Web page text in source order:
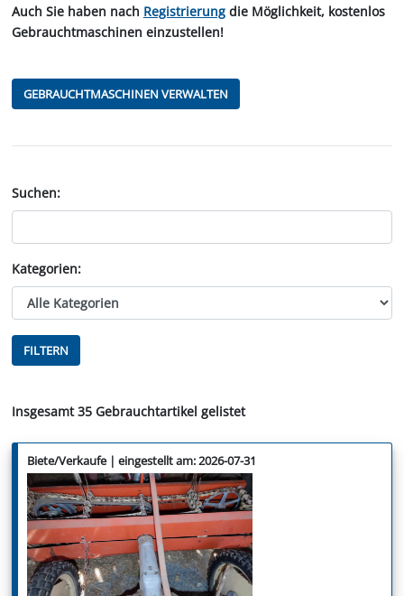
Auch Sie haben nach Registrierungdie Möglichkeit, kostenlos
Gebrauchtmaschinen einzustellen!
GEBRAUCHTMASCHINEN VERWALTEN
Suchen:
Kategorien:
FILTERN
Insgesamt35Gebrauchtartikel gelistet
Biete/Verkaufe | eingestellt am: 2026-07-31